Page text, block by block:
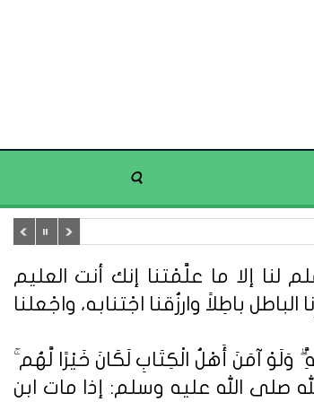
لنا إلا ما علَّمْتنا إنك أنت العليم
باطِلاً وارزُقنا اجْتنابه، واجْعلنا
وَلَوْ آمَنَ أَهْلُ الْكِتَابِ لَكَانَ خَيْرًا لَّهُم
هريرة قال : قال رسول الله صلى الله عليه وسلم: إذا مات ابن